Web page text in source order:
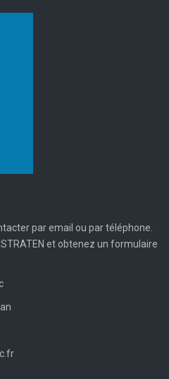
par email ou par téléphone.
et obtenez un formulaire